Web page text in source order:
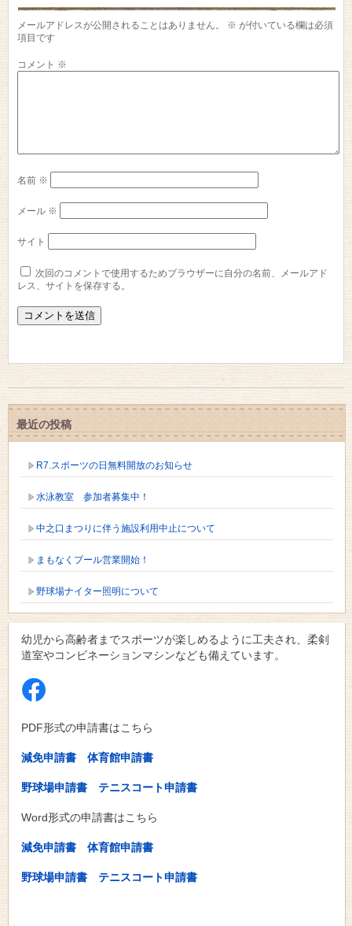
メールアドレスが公開されることはありません。 ※ が付いている欄は必須
項目です
コメント ※
名前 ※
メール ※
サイト
次回のコメントで使用するためブラウザーに自分の名前、メールアド
レス、サイトを保存する。
最近の投稿
R7.スポーツの日無料開放のお知らせ
水泳教室 参加者募集中！
中之口まつりに伴う施設利用中止について
まもなくプール営業開始！
野球場ナイター照明について
幼児から高齢者までスポーツが楽しめるように工夫され、柔剣
道室やコンビネーションマシンなども備えています。
PDF形式の申請書はこちら
減免申請書 体育館申請書
野球場申請書 テニスコート申請書
Word形式の申請書はこちら
減免申請書 体育館申請書
野球場申請書 テニスコート申請書